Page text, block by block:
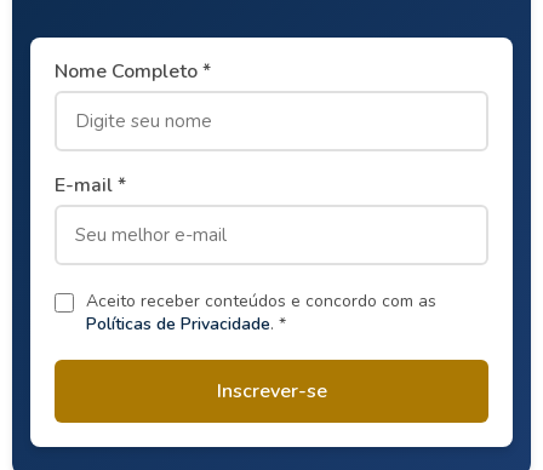
Nome Completo *
E-mail *
Aceito receber conteúdos e concordo com as
Políticas de Privacidade. *
Inscrever-se